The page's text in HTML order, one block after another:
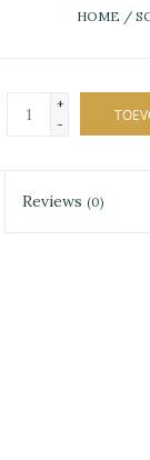
HOME /
+
-
Reviews(0)